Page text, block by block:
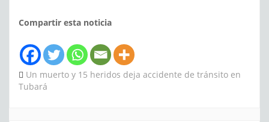
Compartir esta noticia
Un muerto y 15 heridos deja accidente de tránsito en
Tubará